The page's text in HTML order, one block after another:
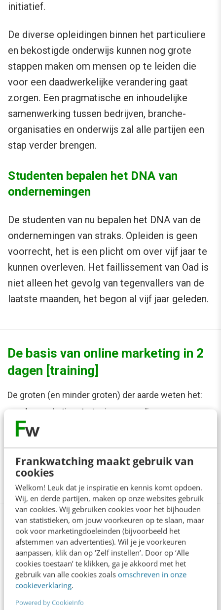
Frankwatching maakt gebruik van
cookies
Welkom! Leuk dat je inspiratie en kennis komt opdoen.
Wij, en derde partijen, maken op onze websites gebruik
van cookies. Wij gebruiken cookies voor het bijhouden
van statistieken, om jouw voorkeuren op te slaan, maar
ook voor marketingdoeleinden (bijvoorbeeld het
afstemmen van advertenties). Wil je je voorkeuren
aanpassen, klik dan op ‘Zelf instellen’. Door op ‘Alle
cookies toestaan’ te klikken, ga je akkoord met het
gebruik van alle cookies zoals omschreven in onze
cookieverklaring.
Powered by CookieInfo
initiatief.
De diverse opleidingen binnen het particuliere
en bekostigde onderwijs kunnen nog grote
stappen maken om mensen op te leiden die
voor een daadwerkelijke verandering gaat
zorgen. Een pragmatische en inhoudelijke
samenwerking tussen bedrijven, branche-
organisaties en onderwijs zal alle partijen een
stap verder brengen.
Studenten bepalen het DNA van
ondernemingen
De studenten van nu bepalen het DNA van de
ondernemingen van straks. Opleiden is geen
voorrecht, het is een plicht om over vijf jaar te
kunnen overleven. Het faillissement van Oad is
niet alleen het gevolg van tegenvallers van de
laatste maanden, het begon al vijf jaar geleden.
De basis van online marketing in 2
dagen [training]
De groten (en minder groten) der aarde weten het:
zonder marketingstrategie geen online succes.
Maak tijdens de training Online marketing (basis)
kennis met de belangrijkste onderdelen van digital
marketing: van social media tot webanalytics. En van
e-mailmarketing tot adverteren.
Anderen lezen ook
Denk je dat je positionering helder is? Doe
de managementtest
4 min Richard Poolman